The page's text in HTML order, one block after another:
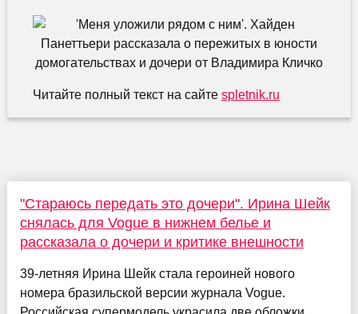
Читайте полный текст на сайте spletnik.ru
"Стараюсь передать это дочери". Ирина Шейк
снялась для Vogue в нижнем белье и
рассказала о дочери и критике внешности
39-летняя Ирина Шейк стала героиней нового
номера бразильской версии журнала Vogue.